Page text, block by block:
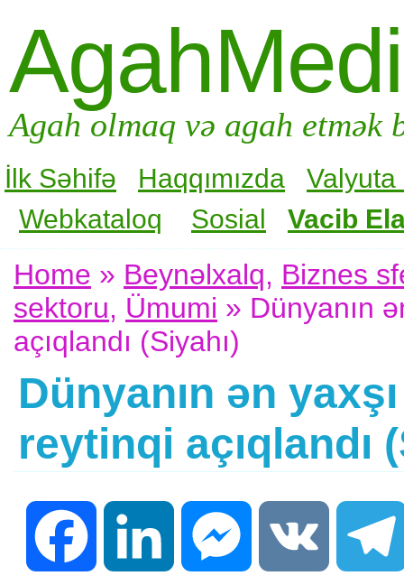
Agah olmaq və agah
İlk Səhifə Haqqımızda
Valyuta
Webkataloq
Sosial Vacib
Home » Beynəlxalq, Biznes
sektoru, Ümumi » Dünyanın
açıqlandı (Siyahı)
Dünyanın ən
reytinqi açıqlandı
Facebook LinkedIn Messenger VK